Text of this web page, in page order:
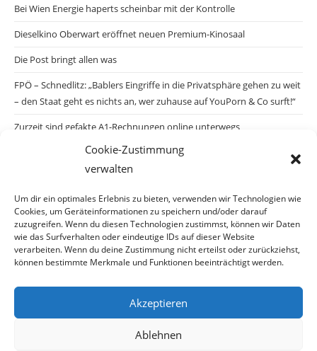
Cookie-Zustimmung
verwalten
Um dir ein optimales Erlebnis zu bieten, verwenden wir Technologien wie
Cookies, um Geräteinformationen zu speichern und/oder darauf
zuzugreifen. Wenn du diesen Technologien zustimmst, können wir Daten
wie das Surfverhalten oder eindeutige IDs auf dieser Website
verarbeiten. Wenn du deine Zustimmung nicht erteilst oder zurückziehst,
können bestimmte Merkmale und Funktionen beeinträchtigt werden.
Akzeptieren
Ablehnen
Bei Wien Energie haperts scheinbar mit der Kontrolle
Dieselkino Oberwart eröffnet neuen Premium-Kinosaal
Die Post bringt allen was
FPÖ – Schnedlitz: „Bablers Eingriffe in die Privatsphäre gehen zu weit
– den Staat geht es nichts an, wer zuhause auf YouPorn & Co surft!“
Zurzeit sind gefakte A1-Rechnungen online unterwegs
Salzburgs Juden und ihre Sicherheit: „Erst nach einem Anschlag wäre
die Gefahr endlich konkret!“
Biologisches Wunder in Ceuta
Ein vermeintliches Abschiebemärchen
Archiv